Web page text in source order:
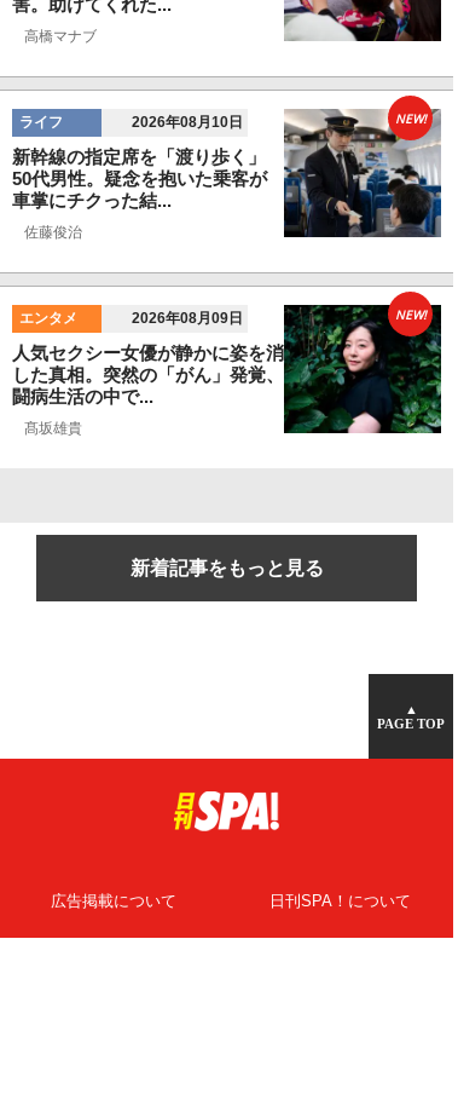
害。助けてくれた...
高橋マナブ
ライフ 2026年08月10日
新幹線の指定席を「渡り歩く」
50代男性。疑念を抱いた乗客が
車掌にチクった結...
佐藤俊治
NEW!
エンタメ 2026年08月09日
人気セクシー女優が静かに姿を消
した真相。突然の「がん」発覚、
闘病生活の中で...
髙坂雄貴
NEW!
新着記事をもっと見る
▲
PAGE TOP
広告掲載について 日刊SPA！について